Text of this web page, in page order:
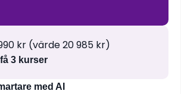
kr (värde 20 985 kr)
3 kurser
med AI